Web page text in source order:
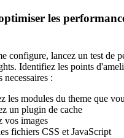
les
configure, lancez un test de
Identifiez les points
necessaires :
les modules du theme que
un plugin de cache
vos images
fichiers CSS et JavaScript